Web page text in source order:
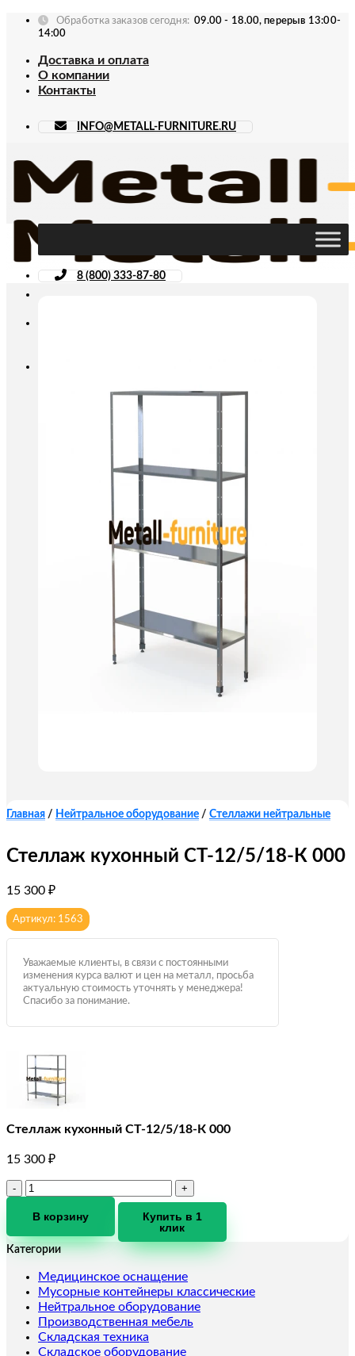
Skip
Обработка заказов сегодня: 09.00 - 18.00, перерыв 13:00-
14:00
Доставка и оплата
О компании
Контакты
INFO@METALL-FURNITURE.RU
8 (800) 333-87-80
Главная / Нейтральное оборудование / Стеллажи нейтральные
Стеллаж кухонный СТ-12/5/18-К 000
15 300 ₽
Артикул: 1563
Уважаемые клиенты, в связи с постоянными
изменения курса валют и цен на металл, просьба
актуальную стоимость уточнять у менеджера!
Спасибо за понимание.
Стеллаж кухонный СТ-12/5/18-К 000
15 300 ₽
Количество
Стеллаж
СТ-12/5/18-
000
В корзину
Купить в 1
клик
Категории
Медицинское оснащение
Мусорные контейнеры классические
Нейтральное оборудование
Производственная мебель
Складская техника
Складское оборудование